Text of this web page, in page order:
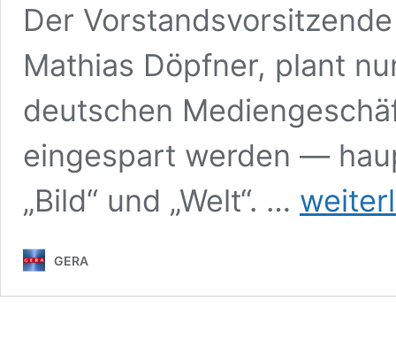
Der
Mathias Döpfner, plant
deutschen
eingespart werden —
„Bild“ und „Welt“. …
GROSSER
UMBAU
GERA